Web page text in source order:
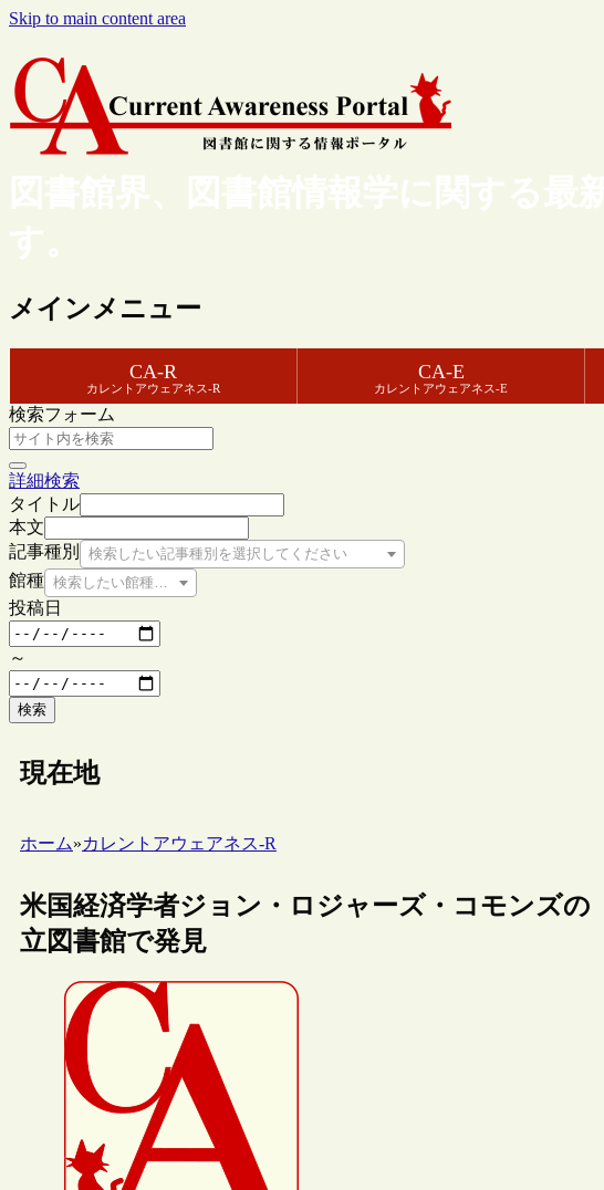
Skip to main content area
図書館界、図書館情報学に関する
す。
メインメニュー
CA-R
カレントアウェアネス-R
CA-E
カレントアウェアネス-E
検索フォーム
詳細検索
タイトル
本文
記事種別
検索したい記事種別を選択してください
館種 検索したい館種を選択してください
投稿日
～
検索
現在地
ホーム»カレントアウェアネス-R
米国経済学者ジョン・ロジャーズ・コモンズの
立図書館で発見